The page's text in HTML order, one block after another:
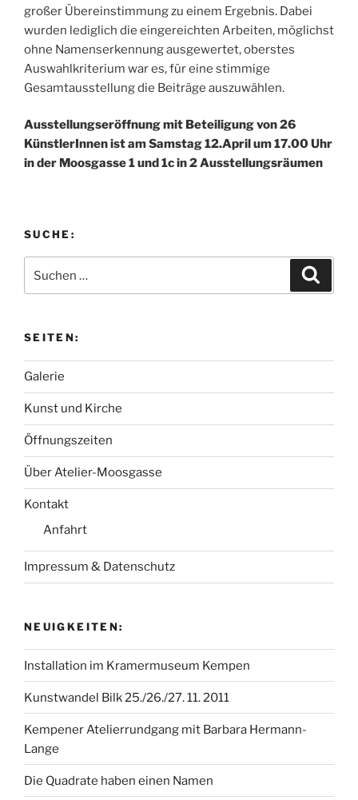
großer Übereinstimmung zu einem Ergebnis. Dabei
wurden lediglich die eingereichten Arbeiten, möglichst
ohne Namenserkennung ausgewertet, oberstes
Auswahlkriterium war es, für eine stimmige
Gesamtausstellung die Beiträge auszuwählen.
Ausstellungseröffnung mit Beteiligung von 26
KünstlerInnen ist am Samstag 12.April um 17.00 Uhr
in der Moosgasse 1 und 1c in 2 Ausstellungsräumen
SUCHE:
nach:
SEITEN:
Galerie
Kunst und Kirche
Öffnungszeiten
Über Atelier-Moosgasse
Kontakt
Anfahrt
Impressum & Datenschutz
NEUIGKEITEN:
Installation im Kramermuseum Kempen
Kunstwandel Bilk 25./26./27. 11. 2011
Kempener Atelierrundgang mit Barbara Hermann-
Lange
Die Quadrate haben einen Namen